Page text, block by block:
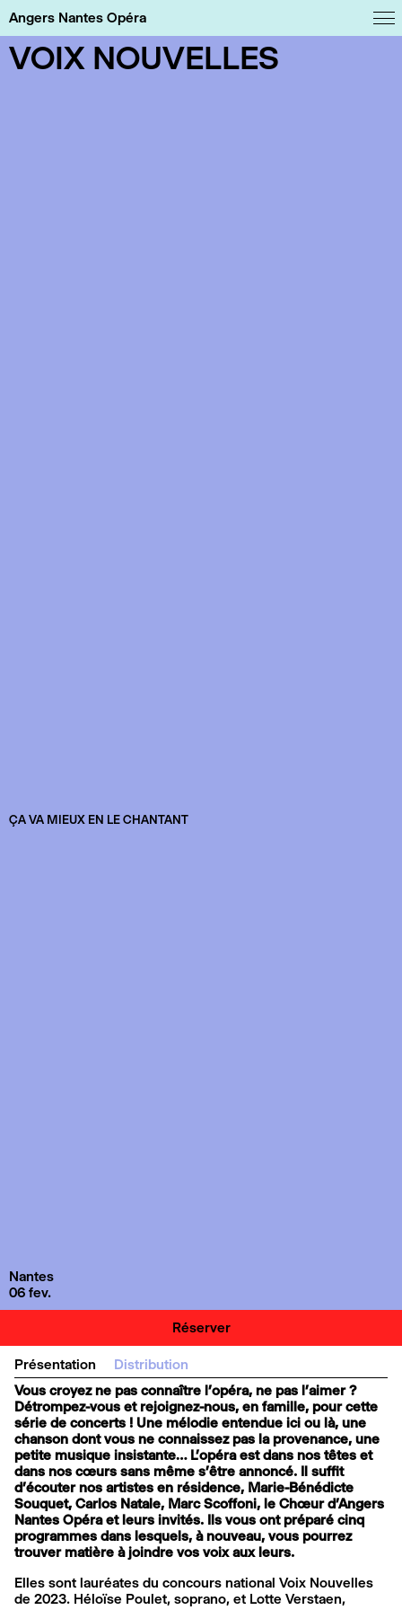
Angers Nantes Opéra
VOIX NOUVELLES
ÇA VA MIEUX EN LE CHANTANT
Nantes
06 fev.
Réserver
Présentation
Distribution
Vous croyez ne pas connaître l’opéra, ne pas l’aimer ?
Détrompez-vous et rejoignez-nous, en famille, pour cette
série de concerts ! Une mélodie entendue ici ou là, une
chanson dont vous ne connaissez pas la provenance, une
petite musique insistante… L’opéra est dans nos têtes et
dans nos cœurs sans même s’être annoncé. Il suffit
d’écouter nos artistes en résidence, Marie-Bénédicte
Souquet, Carlos Natale, Marc Scoffoni, le Chœur d’Angers
Nantes Opéra et leurs invités. Ils vous ont préparé cinq
programmes dans lesquels, à nouveau, vous pourrez
trouver matière à joindre vos voix aux leurs.
Elles sont lauréates du concours national Voix Nouvelles
de 2023. Héloïse Poulet, soprano, et Lotte Verstaen,
Panneau de gestion des cookies